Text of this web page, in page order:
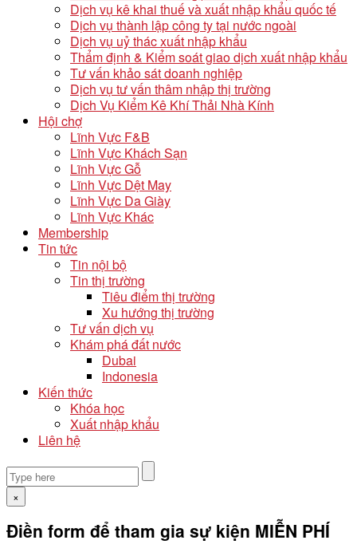
Dịch vụ kê khai thuế và xuất nhập khẩu quốc tế
Dịch vụ thành lập công ty tại nước ngoài
Dịch vụ uỷ thác xuất nhập khẩu
Thẩm định & Kiểm soát giao dịch xuất nhập khẩu
Tư vấn khảo sát doanh nghiệp
Dịch vụ tư vấn thâm nhập thị trường
Dịch Vụ Kiểm Kê Khí Thải Nhà Kính
Hội chợ
Lĩnh Vực F&B
Lĩnh Vực Khách Sạn
Lĩnh Vực Gỗ
Lĩnh Vực Dệt May
Lĩnh Vực Da Giày
Lĩnh Vực Khác
Membership
Tin tức
Tin nội bộ
Tin thị trường
Tiêu điểm thị trường
Xu hướng thị trường
Tư vấn dịch vụ
Khám phá đất nước
Dubai
Indonesia
Kiến thức
Khóa học
Xuất nhập khẩu
Liên hệ
×
Điền form để tham gia sự kiện MIỄN PHÍ